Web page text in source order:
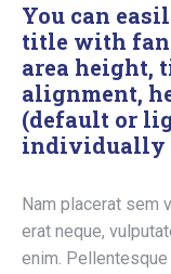
You can
title with
area height,
alignment,
(default or
individually
Nam placerat sem
erat neque,
enim.